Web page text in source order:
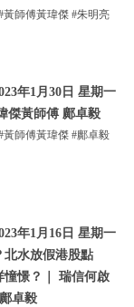
黃師傅黃瑋傑 #朱明亮
年1月30日 星期一
傑黃師傅 鄺卓毅
黃師傅黃瑋傑 #鄺卓毅
年1月16日 星期一
北水放假港股點
憧憬？｜ 瑞信何啟
卓毅